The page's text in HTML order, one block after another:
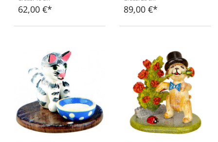
62,00 € 89,00 €